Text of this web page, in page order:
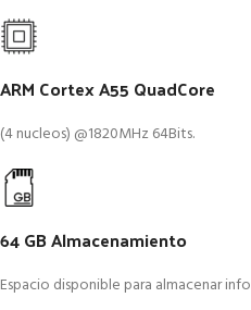
ARM Cortex A55 QuadCore
(4 nucleos) @1820MHz 64Bits.
64 GB Almacenamiento
Espacio disponible para almacenar